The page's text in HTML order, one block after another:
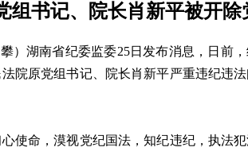
组书记、院长肖新平被开除
湖南省纪委监委25日发布消息，日前，
院原党组书记、院长肖新平严重违纪违
命，漠视党纪国法，知纪违纪，执法犯